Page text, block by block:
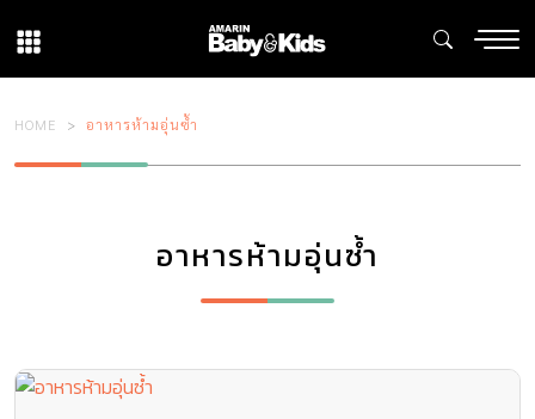
HOME อาหารห้ามอุ่นซ้ำ
อาหารห้ามอุ่นซ้ำ